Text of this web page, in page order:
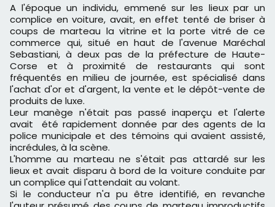
A l'époque un individu, emmené sur les lieux par un
complice en voiture, avait, en effet tenté de briser à
coups de marteau la vitrine et la porte vitré de ce
commerce qui, situé en haut de l'avenue Maréchal
Sebastiani, à deux pas de la préfecture de Haute-
Corse et à proximité de restaurants qui sont
fréquentés en milieu de journée, est spécialisé dans
l'achat d'or et d'argent, la vente et le dépôt-vente de
produits de luxe.
Leur manège n'était pas passé inaperçu et l'alerte
avait été rapidement donnée par des agents de la
police municipale et des témoins qui avaient assisté,
incrédules, à la scène.
L'homme au marteau ne s'était pas attardé sur les
lieux et avait disparu à bord de la voiture conduite par
un complice qui l'attendait au volant.
Si le conducteur n'a pu être identifié, en revanche